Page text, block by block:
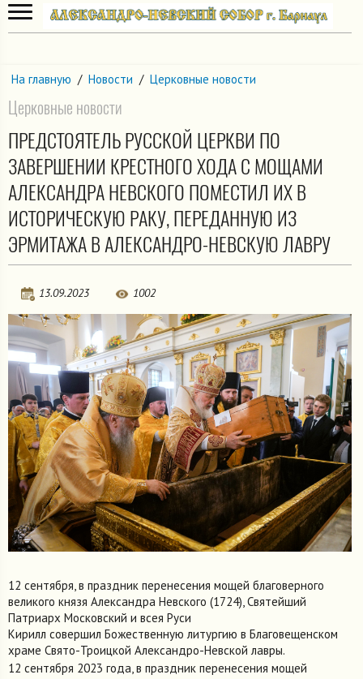
На главную / Новости / Церковные новости
Церковные новости
ПРЕДСТОЯТЕЛЬ РУССКОЙ ЦЕРКВИ ПО
ЗАВЕРШЕНИИ КРЕСТНОГО ХОДА С МОЩАМИ
АЛЕКСАНДРА НЕВСКОГО ПОМЕСТИЛ ИХ В
ИСТОРИЧЕСКУЮ РАКУ, ПЕРЕДАННУЮ ИЗ
ЭРМИТАЖА В АЛЕКСАНДРО-НЕВСКУЮ ЛАВРУ
13.09.2023 1002
12 сентября, в праздник перенесения мощей благоверного
великого князя Александра Невского (1724), Святейший
Патриарх Московский и всея Руси
Кирилл совершил Божественную литургию в Благовещенском
храме Свято-Троицкой Александро-Невской лавры.
12 сентября 2023 года, в праздник перенесения мощей